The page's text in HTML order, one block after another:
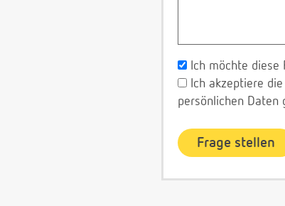
Ich möchte
Ich akzeptiere
persönlichen Daten